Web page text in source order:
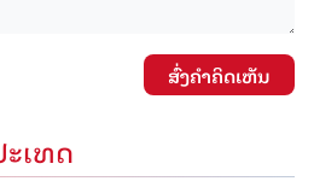
ສົ່ງຄໍາຄິດເຫັນ
ເທດ